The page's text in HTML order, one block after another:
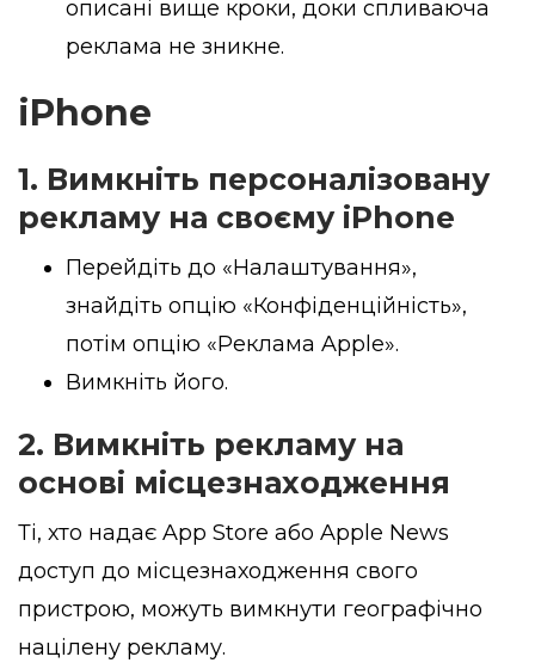
описані вище кроки, доки спливаюча
реклама не зникне.
iPhone
1. Вимкніть персоналізовану
рекламу на своєму iPhone
Перейдіть до «Налаштування»,
знайдіть опцію «Конфіденційність»,
потім опцію «Реклама Apple».
Вимкніть його.
2. Вимкніть рекламу на
основі місцезнаходження
Ті, хто надає App Store або Apple News
доступ до місцезнаходження свого
пристрою, можуть вимкнути географічно
націлену рекламу.